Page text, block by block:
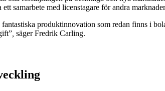
samarbete med licenstagare för andra
produktinnovation som redan finns i
säger Fredrik Carling.